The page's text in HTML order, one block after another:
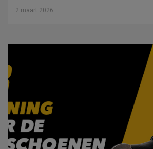
2 maart 2026